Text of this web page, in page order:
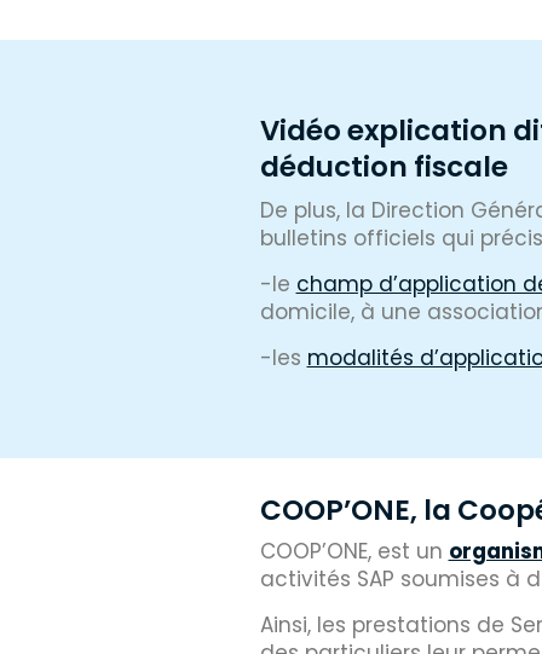
Vidéo explication
déduction fiscale
De plus, la Direction
bulletins officiels qui
-le champ d’application
domicile, à une
-les modalités
COOP’ONE, la
COOP’ONE, est un
activités SAP soumises à
Ainsi, les prestations de